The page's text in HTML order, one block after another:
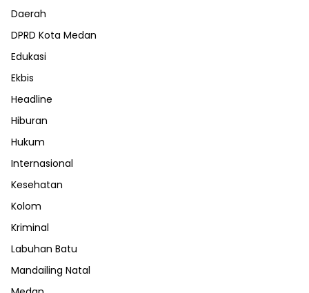
Daerah
DPRD Kota Medan
Edukasi
Ekbis
Headline
Hiburan
Hukum
Internasional
Kesehatan
Kolom
Kriminal
Labuhan Batu
Mandailing Natal